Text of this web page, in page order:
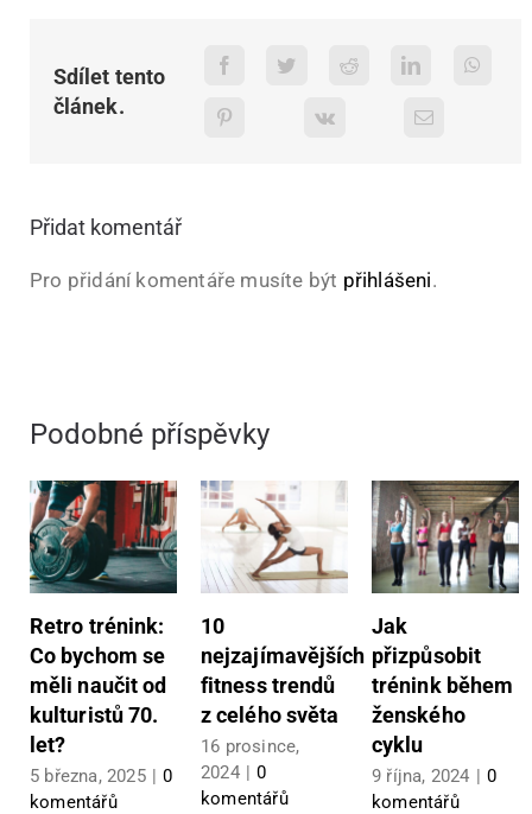
Sdílet tento
článek.
Přidat komentář
Pro přidání komentáře musíte být přihlášeni.
Podobné příspěvky
Retro trénink:
Co bychom se
měli naučit od
kulturistů 70.
let?
5 března, 2025 | 0
komentářů
10
nejzajímavějších
fitness trendů
z celého světa
16 prosince,
2024 | 0
komentářů
Jak
přizpůsobit
trénink během
ženského
cyklu
9 října, 2024 | 0
komentářů